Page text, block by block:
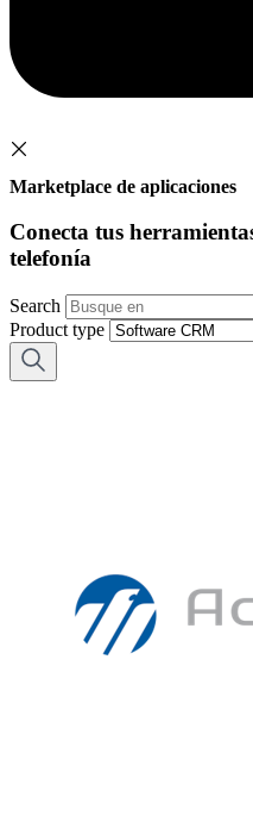
Marketplace de aplicaciones
Conecta tus
telefonía
Search
Product type